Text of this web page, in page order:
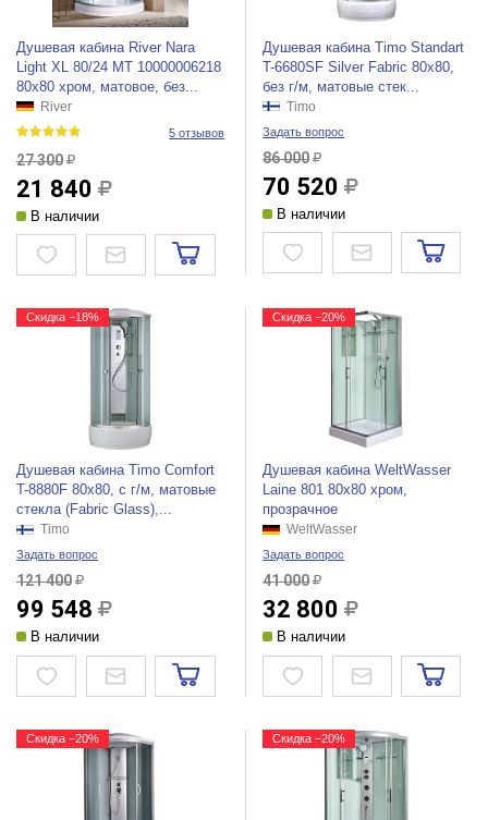
Душевая кабина River Nara
Light XL 80/24 МТ 10000006218
80x80 хром, матовое, без...
River
5 отзывов
27 300
21 840
В наличии
Душевая кабина Timo Standart
T-6680SF Silver Fabric 80x80,
без г/м, матовые стек...
Timo
Задать вопрос
86 000
70 520
В наличии
Скидка −18%
Душевая кабина Timo Comfort
T-8880F 80x80, c г/м, матовые
стекла (Fabric Glass),...
Timo
Задать вопрос
121 400
99 548
В наличии
Скидка −20%
Душевая кабина WeltWasser
Laine 801 80x80 хром,
прозрачное
WeltWasser
Задать вопрос
41 000
32 800
В наличии
Скидка −20% Скидка −20%